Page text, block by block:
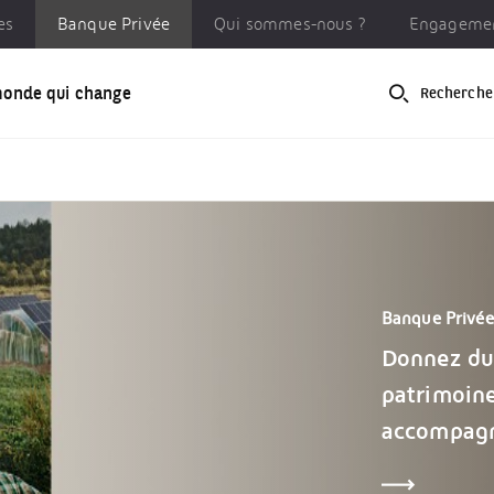
Privée Qui sommes-nous ? Engagements RSE
Banque Privée Qui sommes-nous ?
qui change